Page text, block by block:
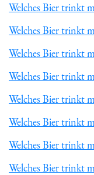
Welches Bier trinkt
Welches Bier trinkt
Welches Bier trinkt
Welches Bier trinkt
Welches Bier trinkt
Welches Bier trinkt
Welches Bier trinkt
Welches Bier trinkt